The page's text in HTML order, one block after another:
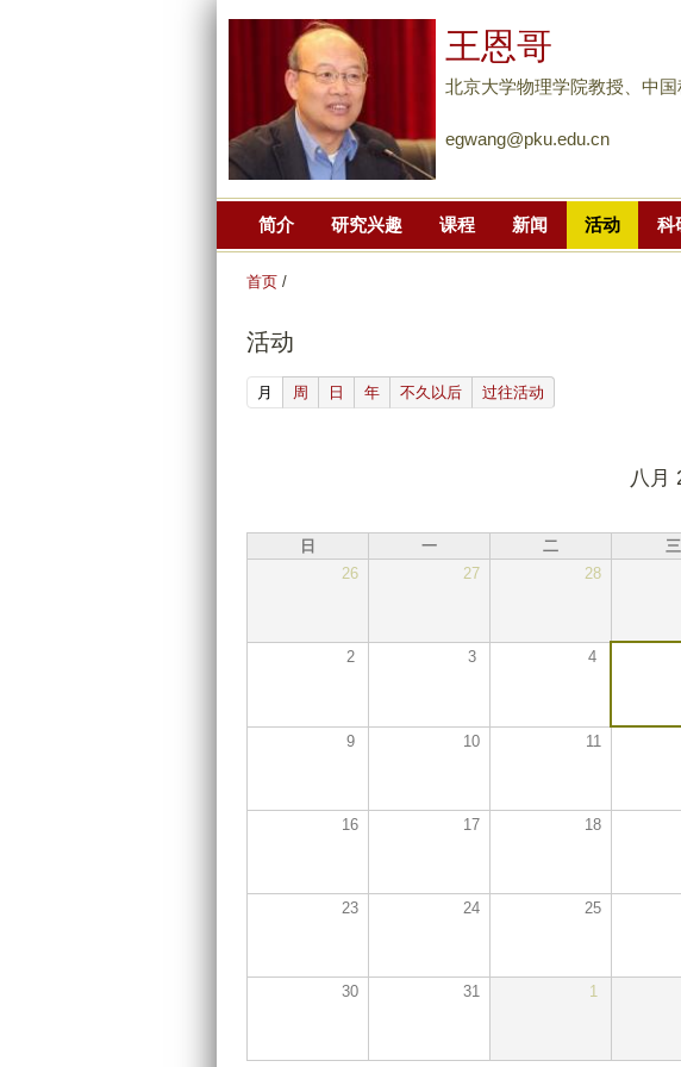
王恩哥
北京大学物理学院教授、中
egwang@pku.edu.cn
简介 研究兴趣 课程 新闻 活动 科
首页 /
活动
月 (active tab)
周 日 年 不久以后 过往活动
八月
日 一 二 三
26
27 28
2 3 4
9 10 11
16 17 18
23 24 25
30 31 1